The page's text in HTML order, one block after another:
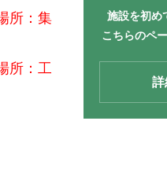
所：集
所：工
施設を初め
こちらのペ
詳